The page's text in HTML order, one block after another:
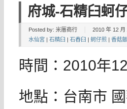
府城-石精臼蚵
Posted by: 米厝商行 2010 年 12 月
水仙宮 | 石精臼 | 石舂臼 | 蚵仔煎 | 香菇
時間：2010年
地點：台南市